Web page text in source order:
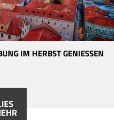
IM HERBST GENIESSEN